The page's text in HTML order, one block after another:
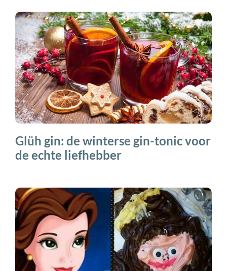
Glüh gin: de winterse gin-tonic voor
de echte liefhebber